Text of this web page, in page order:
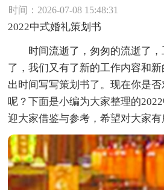
时间：2026-07-08 15:48:31
2022中式婚礼策划书
时间流逝了，匆匆的流逝了，
了，我们又有了新的工作内容和
出时间写写策划书了。现在你是
呢？下面是小编为大家整理的
迎大家借鉴与参考，希望对大家有